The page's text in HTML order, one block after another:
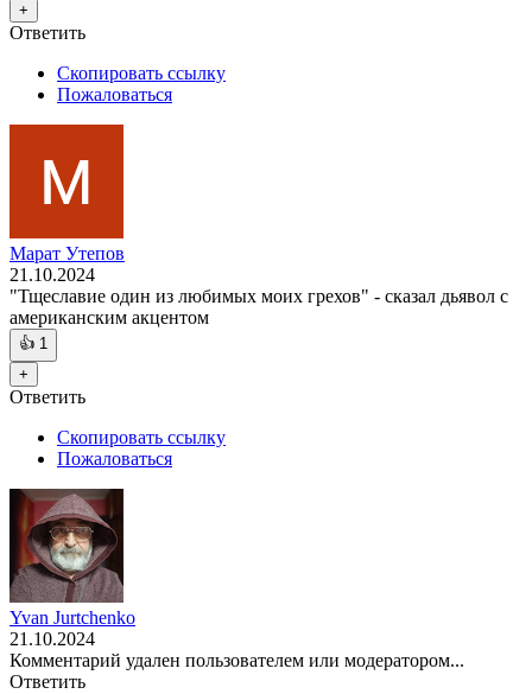
+
Ответить
Скопировать ссылку
Пожаловаться
Марат Утепов
21.10.2024
"Тщеславие один из любимых моих грехов" - сказал дьявол с
американским акцентом
👍 1
+
Ответить
Скопировать ссылку
Пожаловаться
Yvan Jurtchenko
21.10.2024
Комментарий удален пользователем или модератором...
Ответить